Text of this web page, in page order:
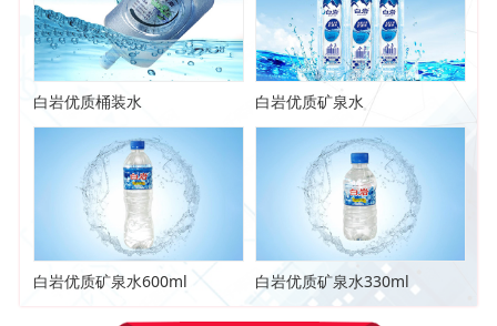
白岩优质桶装水 白岩优质矿泉水
白岩优质矿泉水600ml 白岩优质矿泉水330ml